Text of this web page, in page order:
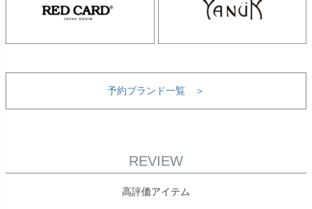
予約ブランド一覧 ＞
REVIEW
高評価アイテム